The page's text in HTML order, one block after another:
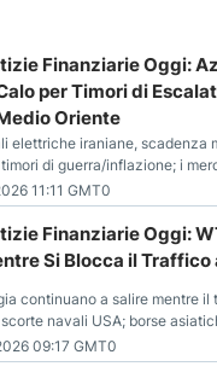
Finanziarie Oggi:
per Timori di
Oriente
elettriche iraniane, scadenza
di guerra/inflazione; i
resta stabile.
11:11 GMT0
Finanziarie Oggi:
Si Blocca il Traffico
continuano a salire mentre il
navali USA; borse
all’euro.
09:17 GMT0